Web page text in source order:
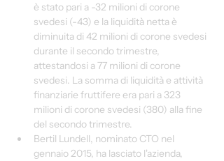
è stato pari a -32 milioni di corone
svedesi (-43) e la liquidità netta è
diminuita di 42 milioni di corone svedesi
durante il secondo trimestre,
attestandosi a 77 milioni di corone
svedesi. La somma di liquidità e attività
finanziarie fruttifere era pari a 323
milioni di corone svedesi (380) alla fine
del secondo trimestre.
Bertil Lundell, nominato CTO nel
gennaio 2015, ha lasciato l'azienda,